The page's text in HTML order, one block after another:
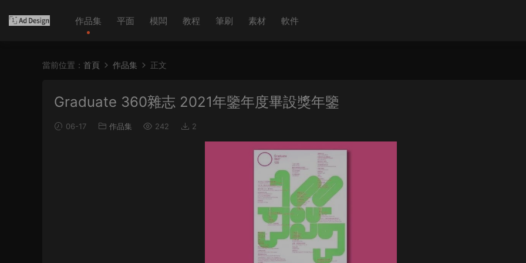
作品集 平面 模闆 教程 筆刷 素材 軟件
當前位置： 首頁 作品集 正文
Graduate 360雜志 2021年鑒年度畢設獎年鑒
06-17 作品集 242 2